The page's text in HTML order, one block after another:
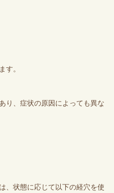
す。
り、症状の原因によっても異な
、状態に応じて以下の経穴を使